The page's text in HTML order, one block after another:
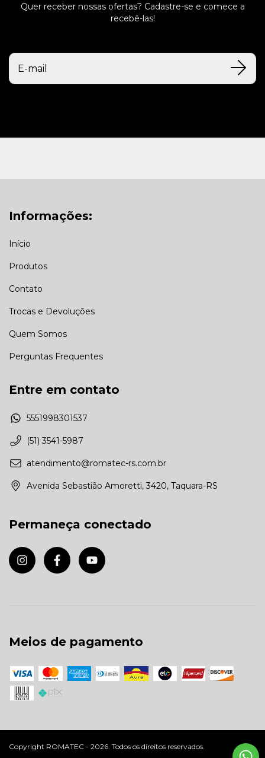
Quer receber nossas ofertas? Cadastre-se e comece a
recebê-las!
Informações:
Início
Produtos
Contato
Trocas e Devoluções
Quem Somos
Perguntas Frequentes
Entre em contato
5551998301537
(51) 3541-5987
atendimento@romatec-rs.com.br
Avenida Sebastião Amoretti, 3420, Taquara-RS
Permaneça conectado
Meios de pagamento
Copyright ROMATEC - 2026. Todos os direitos reservados.